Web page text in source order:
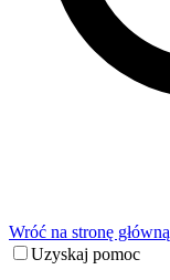
Wróć na stronę główną
Uzyskaj pomoc